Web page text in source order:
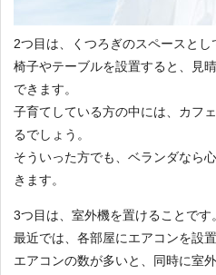
2つ目は、くつろぎのスペースとし
椅子やテーブルを設置すると、見
できます。
子育てしている方の中には、カフ
るでしょう。
そういった方でも、ベランダなら
きます。
3つ目は、室外機を置けることです。
最近では、各部屋にエアコンを設
エアコンの数が多いと、同時に室